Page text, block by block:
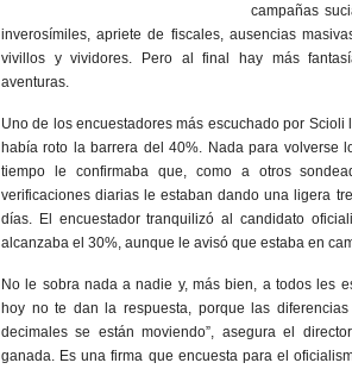
campañas
inverosímiles, apriete de fiscales, ausencias
vivillos y vividores. Pero al final hay más
aventuras.
Uno de los encuestadores más escuchado por
había roto la barrera del 40%. Nada para volverse
tiempo le confirmaba que, como a otros
verificaciones diarias le estaban dando una ligera
días. El encuestador tranquilizó al candidato
alcanzaba el 30%, aunque le avisó que estaba en
No le sobra nada a nadie y, más bien, a todos les
hoy no te dan la respuesta, porque las
decimales se están moviendo”, asegura el
ganada. Es una firma que encuesta para el